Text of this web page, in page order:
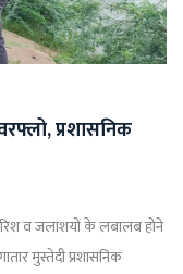
प्रशासनिक
व जलाशयों के लबालब होने
मुस्तेदी प्रशासनिक